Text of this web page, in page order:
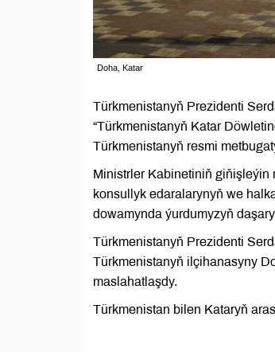
Doha, Katar
Türkmenistanyň Prezidenti
“Türkmenistanyň Katar
Türkmenistanyň resmi
Ministrler Kabinetiniň giňişleýin
konsullyk edaralarynyň we
dowamynda ýurdumyzyň
Türkmenistanyň Prezidenti
Türkmenistanyň ilçihanasyny
maslahatlaşdy.
Türkmenistan bilen Kataryň